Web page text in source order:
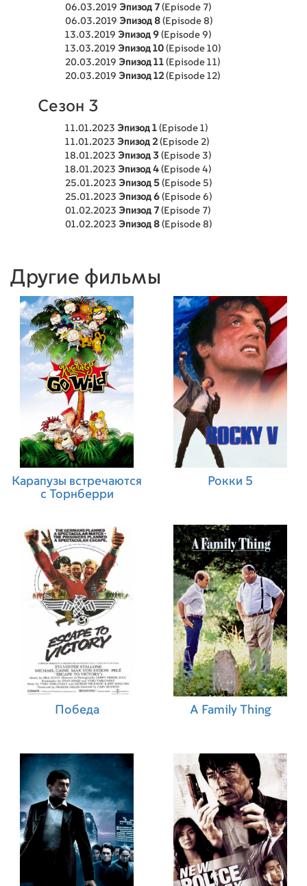
06.03.2019 Эпизод 7 (Episode 7)
06.03.2019 Эпизод 8 (Episode 8)
13.03.2019 Эпизод 9 (Episode 9)
13.03.2019 Эпизод 10 (Episode 10)
20.03.2019 Эпизод 11 (Episode 11)
20.03.2019 Эпизод 12(Episode 12)
Сезон 3
11.01.2023 Эпизод 1 (Episode 1)
11.01.2023 Эпизод 2(Episode 2)
18.01.2023 Эпизод 3 (Episode 3)
18.01.2023 Эпизод 4 (Episode 4)
25.01.2023 Эпизод 5 (Episode 5)
25.01.2023 Эпизод 6 (Episode 6)
01.02.2023 Эпизод 7 (Episode 7)
01.02.2023 Эпизод 8 (Episode 8)
Другие фильмы
Карапузы встречаются
с Торнберри
Рокки 5
Победа A Family Thing